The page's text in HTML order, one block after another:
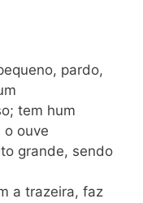
pardo,
tem hum
o ouve
grande, sendo
a trazeira, faz